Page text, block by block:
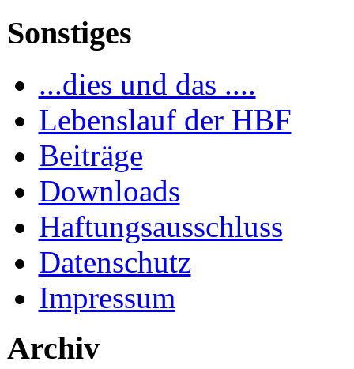
Sonstiges
...dies und das ....
Lebenslauf der HBF
Beiträge
Downloads
Haftungsausschluss
Datenschutz
Impressum
Archiv